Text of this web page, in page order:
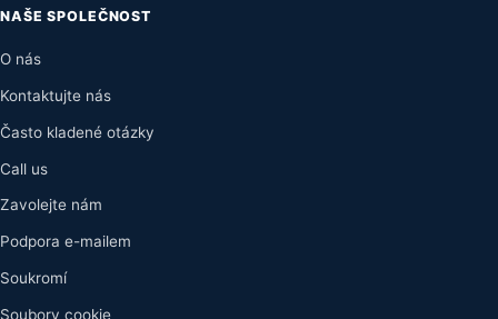
NAŠE SPOLEČNOST
O nás
Kontaktujte nás
Často kladené otázky
Call us
Zavolejte nám
Podpora e-mailem
Soukromí
Soubory cookie